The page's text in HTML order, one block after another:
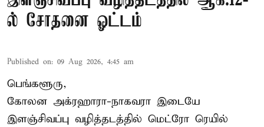
ல் சோதனை ஓட்டம்
Published on: 09 Aug 2026, 4:45 am
பெங்களூரு,
கோலன அக்ரஹாரா-நாகவரா இடையே
இளஞ்சிவப்பு வழித்தடத்தில் மெட்ரோ ரெயில்